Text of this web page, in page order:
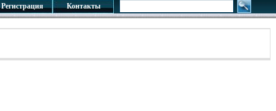
Регистрация Контакты